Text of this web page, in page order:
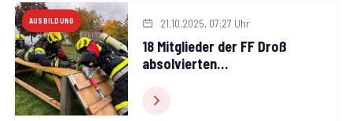
AUSBILDUNG 21.10.2025, 07:27 Uhr
18 Mitglieder der FF Droß
absolvierten
Atemschutz